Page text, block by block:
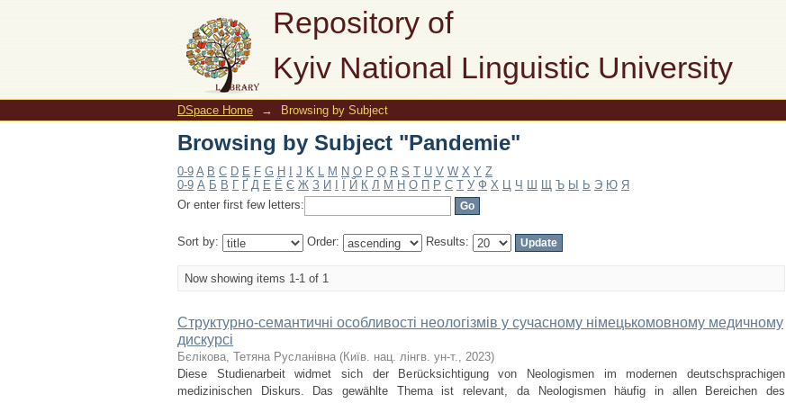
Repository of
Kyiv National Linguistic University
Browsing by Subject "Pandemie"
DSpace Home → Browsing by Subject
Browsing by Subject "Pandemie"
0-9 A B C D E F G H J K L M N O P Q R S T U V W X Y Z
0-9 А Б В Г Ґ Д Е Ё Є Ж З И Й К Л М Н О П Р С Т У Ф Х Ц Ч Ш Щ Ъ Ы Ь Э Ю Я
Or enter first few letters:
Sort by: Order: Results:
Now showing items 1-1 of 1
Структурно-семантичні особливості неологізмів у сучасному німецькомовному медичному
дискурсі
Бєлікова, Тетяна Русланівна (Київ. нац. лінгв. ун-т., 2023)
Diese Studienarbeit widmet sich der Berücksichtigung von Neologismen im modernen deutschsprachigen
medizinischen Diskurs. Das gewählte Thema ist relevant, da Neologismen häufig in allen Bereichen des